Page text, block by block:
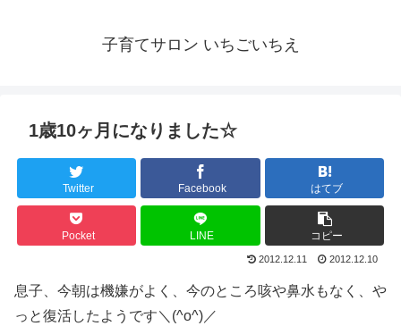
子育てサロン いちごいちえ
1歳10ヶ月になりました☆
Twitter Facebook はてブ
Pocket LINE コピー
2012.12.11 2012.12.10
息子、今朝は機嫌がよく、今のところ咳や鼻水もなく、や
っと復活したようです＼(^o^)／